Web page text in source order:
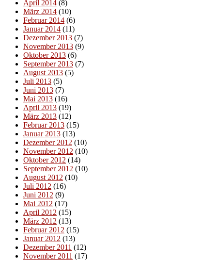
April 2014 (8)
März 2014 (10)
Februar 2014 (6)
Januar 2014 (11)
Dezember 2013 (7)
November 2013 (9)
Oktober 2013 (6)
September 2013 (7)
August 2013 (5)
Juli 2013 (5)
Juni 2013 (7)
Mai 2013 (16)
April 2013 (19)
März 2013 (12)
Februar 2013 (15)
Januar 2013 (13)
Dezember 2012 (10)
November 2012 (10)
Oktober 2012 (14)
September 2012 (10)
August 2012 (10)
Juli 2012 (16)
Juni 2012 (9)
Mai 2012 (17)
April 2012 (15)
März 2012 (13)
Februar 2012 (15)
Januar 2012 (13)
Dezember 2011 (12)
November 2011 (17)